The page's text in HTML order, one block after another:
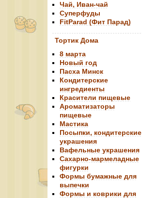
Чай, Иван-чай
Суперфуды
FitParad (Фит Парад)
Тортик Дома
8 марта
Новый год
Пасха Минск
Кондитерские
ингредиенты
Красители пищевые
Ароматизаторы
пищевые
Мастика
Посыпки, кондитерские
украшения
Вафельные украшения
Сахарно-мармеладные
фигурки
Формы бумажные для
выпечки
Формы и коврики для